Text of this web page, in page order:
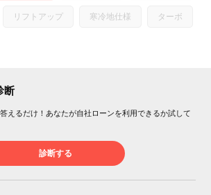
リフトアップ 寒冷地仕様 ターボ
断
えるだけ！あなたが自社ローンを利用できるか試して
診断する